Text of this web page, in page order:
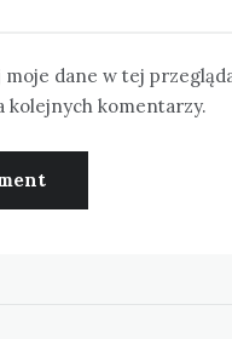
moje dane w tej
kolejnych komentarzy.